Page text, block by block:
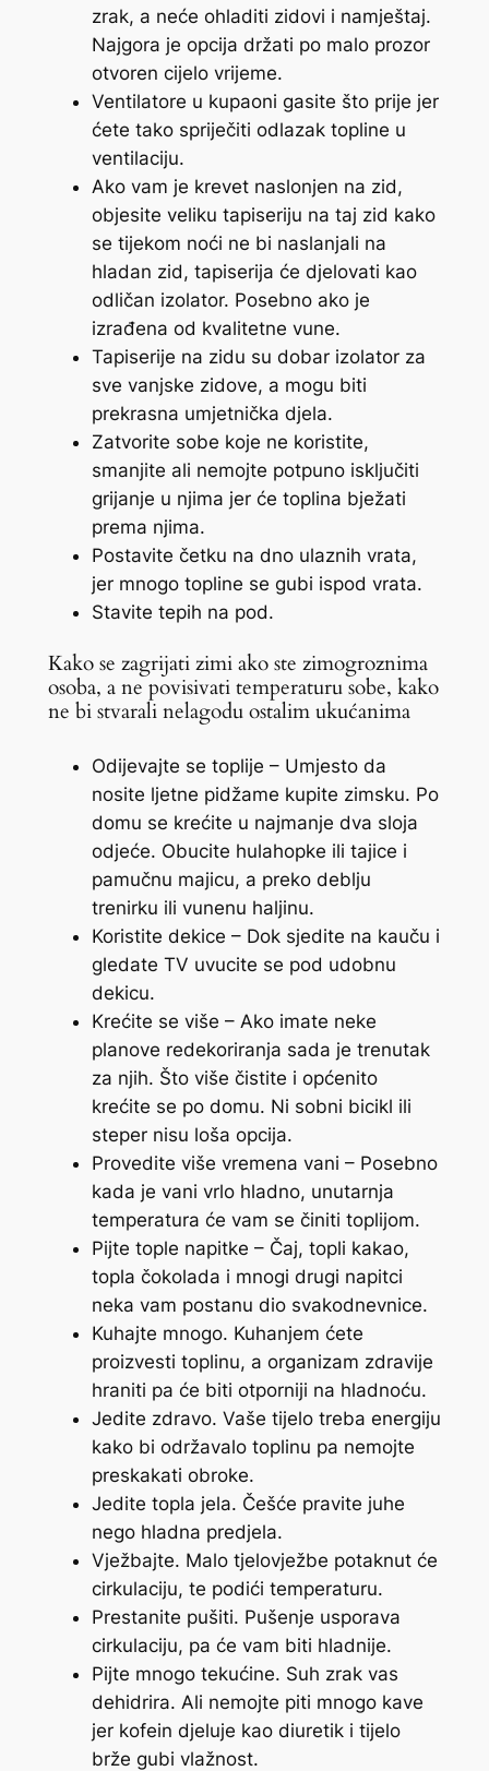
zrak, a neće ohladiti zidovi i namještaj.
Najgora je opcija držati po malo prozor
otvoren cijelo vrijeme.
Ventilatore u kupaoni gasite što prije jer
ćete tako spriječiti odlazak topline u
ventilaciju.
Ako vam je krevet naslonjen na zid,
objesite veliku tapiseriju na taj zid kako
se tijekom noći ne bi naslanjali na
hladan zid, tapiserija će djelovati kao
odličan izolator. Posebno ako je
izrađena od kvalitetne vune.
Tapiserije na zidu su dobar izolator za
sve vanjske zidove, a mogu biti
prekrasna umjetnička djela.
Zatvorite sobe koje ne koristite,
smanjite ali nemojte potpuno isključiti
grijanje u njima jer će toplina bježati
prema njima.
Postavite četku na dno ulaznih vrata,
jer mnogo topline se gubi ispod vrata.
Stavite tepih na pod.
Kako se zagrijati zimi ako ste zimogroznima
osoba, a ne povisivati temperaturu sobe, kako
ne bi stvarali nelagodu ostalim ukućanima
Odijevajte se toplije – Umjesto da
nosite ljetne pidžame kupite zimsku. Po
domu se krećite u najmanje dva sloja
odjeće. Obucite hulahopke ili tajice i
pamučnu majicu, a preko deblju
trenirku ili vunenu haljinu.
Koristite dekice – Dok sjedite na kauču i
gledate TV uvucite se pod udobnu
dekicu.
Krećite se više – Ako imate neke
planove redekoriranja sada je trenutak
za njih. Što više čistite i općenito
krećite se po domu. Ni sobni bicikl ili
steper nisu loša opcija.
Provedite više vremena vani – Posebno
kada je vani vrlo hladno, unutarnja
temperatura će vam se činiti toplijom.
Pijte tople napitke – Čaj, topli kakao,
topla čokolada i mnogi drugi napitci
neka vam postanu dio svakodnevnice.
Kuhajte mnogo. Kuhanjem ćete
proizvesti toplinu, a organizam zdravije
hraniti pa će biti otporniji na hladnoću.
Jedite zdravo. Vaše tijelo treba energiju
kako bi održavalo toplinu pa nemojte
preskakati obroke.
Jedite topla jela. Češće pravite juhe
nego hladna predjela.
Vježbajte. Malo tjelovježbe potaknut će
cirkulaciju, te podići temperaturu.
Prestanite pušiti. Pušenje usporava
cirkulaciju, pa će vam biti hladnije.
Pijte mnogo tekućine. Suh zrak vas
dehidrira. Ali nemojte piti mnogo kave
jer kofein djeluje kao diuretik i tijelo
brže gubi vlažnost.